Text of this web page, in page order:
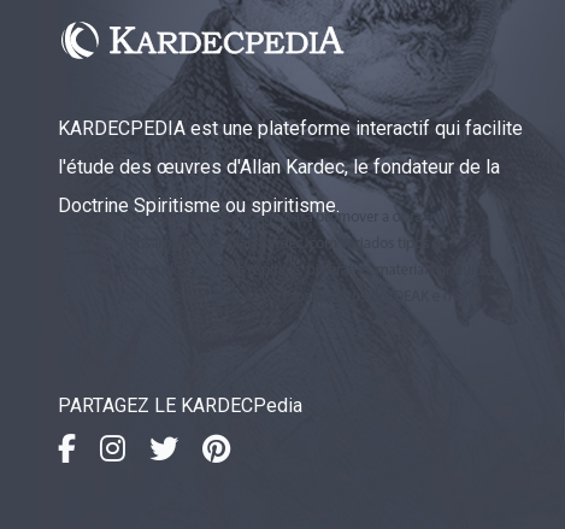
KARDECPEDIA est une plateforme interactif qui facilite
l'étude des œuvres d'Allan Kardec, le fondateur de la
Doctrine Spiritisme ou spiritisme.
PARTAGEZ LE KARDECPedia